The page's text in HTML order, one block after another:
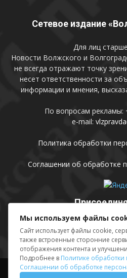
Сетевое издание
Для лиц
Новости Волжского и
не всегда отражают точку
несет ответственности за
информации и мнения,
По вопросам рекламы:
e-mail:
Политика обработки
Соглашении об обработке
Выходные
Мы используем файлы
Сайт использует файлы cookie,
также встроенные сторонние
отображения контента и
Подробнее в Политике
Соглашении об обработке